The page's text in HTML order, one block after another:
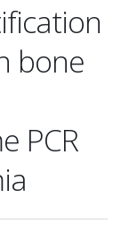
bone
PCR